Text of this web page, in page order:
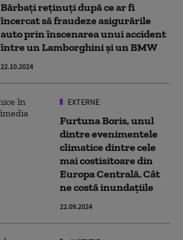
Bărbaţi reţinuţi după ce ar fi
încercat să fraudeze asigurările
auto prin înscenarea unui accident
între un Lamborghini și un BMW
22.10.2024
EXTERNE
Furtuna Boris, unul
dintre evenimentele
climatice dintre cele
mai costisitoare din
Europa Centrală. Cât
ne costă inundațiile
22.09.2024